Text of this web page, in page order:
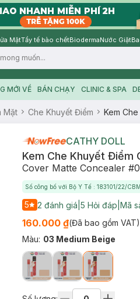
MặtTẩy tế bào chếtBiodermaNước Giặt
MỚI VỀ BÁN CHẠY CLINIC & SPA
Mặt Che Khuyết Điểm Kem
CATHY DOLL
Kem Che Khuyết Điểm
Cover Matte Concealer
Số công bố với Bộ Y Tế : 183101/22/
5 2 đánh giá 5 Hỏi đáp Mã
160.000 ₫(Đã bao gồm VAT)
Màu: 03 Medium Beige